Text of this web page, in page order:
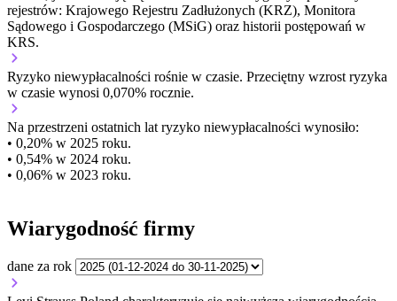
rejestrów: Krajowego Rejestru Zadłużonych (KRZ), Monitora
Sądowego i Gospodarczego (MSiG) oraz historii postępowań w
KRS.
Ryzyko niewypłacalności rośnie w czasie. Przeciętny wzrost ryzyka
w czasie wynosi 0,070% rocznie.
Na przestrzeni ostatnich lat ryzyko niewypłacalności wynosiło:
• 0,20% w 2025 roku.
• 0,54% w 2024 roku.
• 0,06% w 2023 roku.
Wiarygodność firmy
dane za rok